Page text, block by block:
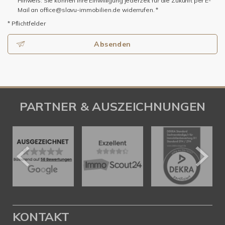
Mail an office@slavu-immobilien.de widerrufen. *
* Pflichtfelder
Absenden
PARTNER & AUSZEICHNUNGEN
KONTAKT